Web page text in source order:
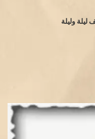
وليلة